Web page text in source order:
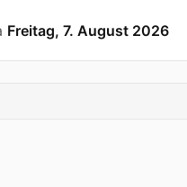
Freitag, 7. August 2026